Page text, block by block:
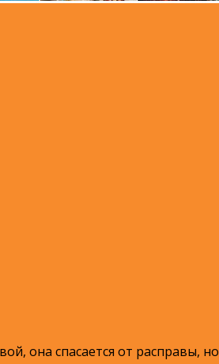
она спасается от расправы, но